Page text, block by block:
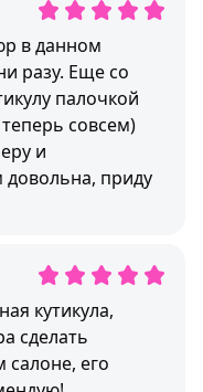
в данном
разу. Еще со
палочкой
совсем)
и
приду
кутикула,
сделать
его